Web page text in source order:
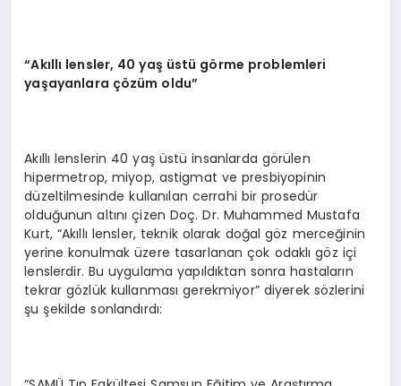
“Akıllı lensler, 40 yaş üstü görme problemleri
yaşayanlara çözüm oldu”
Akıllı lenslerin 40 yaş üstü insanlarda görülen
hipermetrop, miyop, astigmat ve presbiyopinin
düzeltilmesinde kullanılan cerrahi bir prosedür
olduğunun altını çizen Doç. Dr. Muhammed Mustafa
Kurt, “Akıllı lensler, teknik olarak doğal göz merceğinin
yerine konulmak üzere tasarlanan çok odaklı göz içi
lenslerdir. Bu uygulama yapıldıktan sonra hastaların
tekrar gözlük kullanması gerekmiyor” diyerek sözlerini
şu şekilde sonlandırdı: